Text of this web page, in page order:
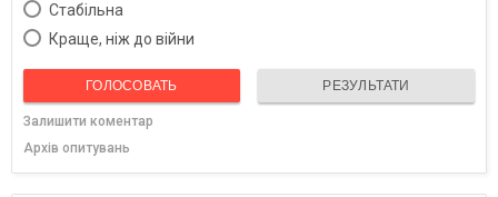
Cтабільна
Краще, ніж до війни
ГОЛОСОВАТЬ РЕЗУЛЬТАТИ
Залишити коментар
Архів опитувань